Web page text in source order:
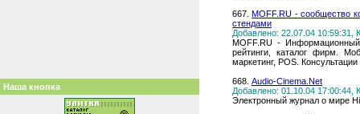
Наша кнопка
667.MOFF.RU - сообщество
стендами
Добавлено: 22.07.04 10:59:31,
MOFF.RU -
рейтинги, каталог фирм.
маркетинг, POS.
668. Audio-Cinema.Net
Добавлено: 01.10.04 17:00:44,
Электронный журнал о мире